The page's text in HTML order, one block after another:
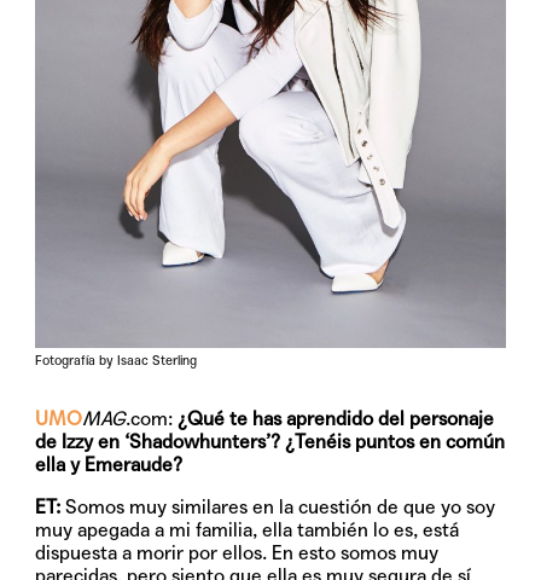
Fotografía by Isaac Sterling
UMOMAG.com:¿Qué te has aprendido del personaje
de Izzy en ‘Shadowhunters’? ¿Tenéis puntos en común
ella y Emeraude?
ET:Somos muy similares en la cuestión de que yo soy
muy apegada a mi familia, ella también lo es, está
dispuesta a morir por ellos. En esto somos muy